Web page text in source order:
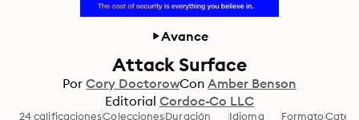
Avance
Attack Surface
Por Cory DoctorowCon Amber Benson
Editorial Cordoc-Co LLC
24 calificacionesColeccionesDuración Idioma Formato